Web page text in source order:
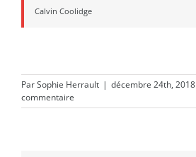
Calvin Coolidge
ParSophie Herrault | décembre 24th, 2018
commentaire